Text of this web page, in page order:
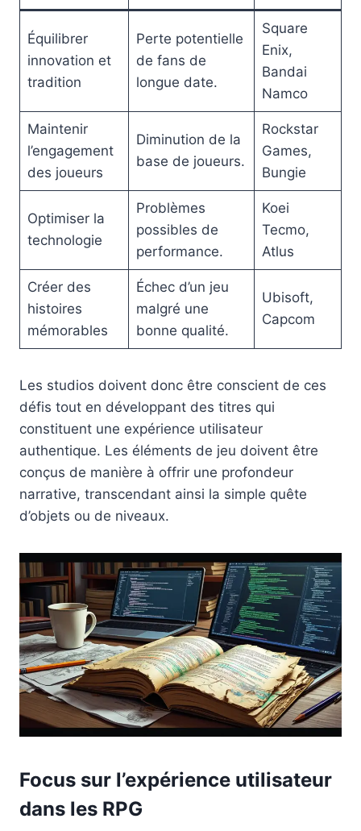
Équilibrer
innovation et
tradition
Perte potentielle
de fans de
longue date.
Square
Enix,
Bandai
Namco
Maintenir
l’engagement
des joueurs
Diminution de la
base de joueurs.
Rockstar
Games,
Bungie
Optimiser la
technologie
Problèmes
possibles de
performance.
Koei
Tecmo,
Atlus
Créer des
histoires
mémorables
Échec d’un jeu
malgré une
bonne qualité.
Ubisoft,
Capcom
Les studios doivent donc être conscient de ces
défis tout en développant des titres qui
constituent une expérience utilisateur
authentique. Les éléments de jeu doivent être
conçus de manière à offrir une profondeur
narrative, transcendant ainsi la simple quête
d’objets ou de niveaux.
Focus sur l’expérience utilisateur
dans les RPG